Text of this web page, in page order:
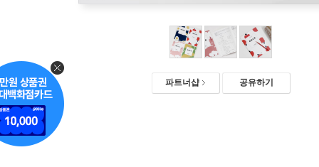
파트너샵 공유하기